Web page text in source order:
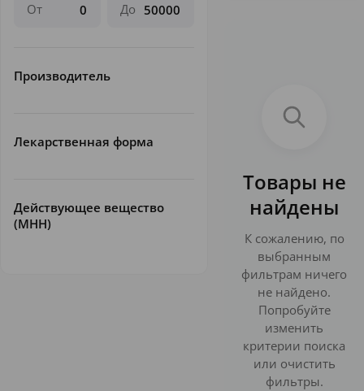
От До
Производитель
Лекарственная форма
Действующее вещество
(МНН)
Товары не
найдены
К сожалению, по
выбранным
фильтрам ничего
не найдено.
Попробуйте
изменить
критерии поиска
или очистить
фильтры.